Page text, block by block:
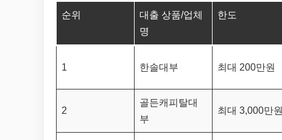
순위
대출 상품/업체
명
한도
1 한솔대부 최대 200만원
2
골든캐피탈대
부
최대 3,000만원